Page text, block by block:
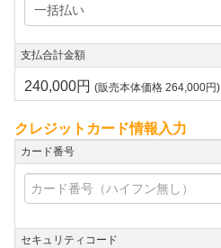
支払合計金額
240,000円 (販売本体価格 264,000円)
クレジットカード情報入力
カード番号
セキュリティコード